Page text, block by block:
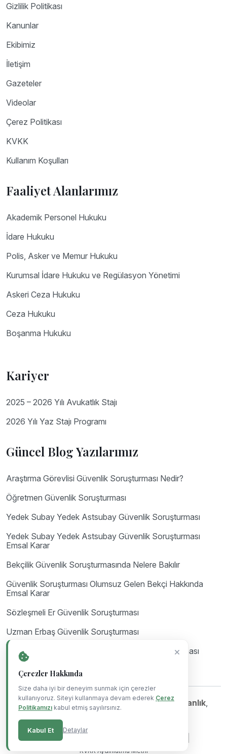
Gizlilik Politikası
Kanunlar
Ekibimiz
İletişim
Gazeteler
Videolar
Çerez Politikası
KVKK
Kullanım Koşulları
Faaliyet Alanlarımız
Akademik Personel Hukuku
İdare Hukuku
Polis, Asker ve Memur Hukuku
Kurumsal İdare Hukuku ve Regülasyon Yönetimi
Askeri Ceza Hukuku
Ceza Hukuku
Boşanma Hukuku
Kariyer
2025 – 2026 Yılı Avukatlık Stajı
2026 Yılı Yaz Stajı Programı
Güncel Blog Yazılarımız
Araştırma Görevlisi Güvenlik Soruşturması Nedir?
Öğretmen Güvenlik Soruşturması
Yedek Subay Yedek Astsubay Güvenlik Soruşturması
Yedek Subay Yedek Astsubay Güvenlik Soruşturması
Emsal Karar
Bekçilik Güvenlik Soruşturmasında Nelere Bakılır
Güvenlik Soruşturması Olumsuz Gelen Bekçi Hakkında
Emsal Karar
Sözleşmeli Er Güvenlik Soruşturması
Uzman Erbaş Güvenlik Soruşturması
Astsubay Güvenlik Soruşturması ve Arşiv Araştırması
©Copyright 2023-2026 Mil Hukuk & Danışmanlık,
Powered ByBlue Ajans
Gizlilik Politikası
KVKK Aydınlatma Metni
Çerezler Hakkında
Size daha iyi bir deneyim sunmak için çerezler
kullanıyoruz. Siteyi kullanmaya devam ederek Çerez
Politikamızı kabul etmiş sayılırsınız.
Kabul Et Detaylar